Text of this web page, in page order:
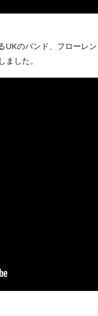
UKのバンド、フローレ
ました。